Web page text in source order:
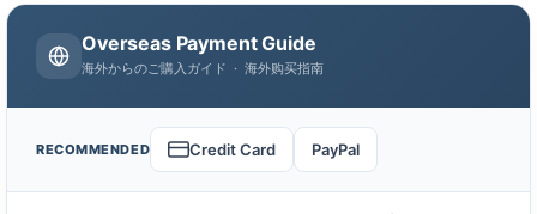
Overseas Payment Guide
海外からのご購入ガイド · 海外购买指南
RECOMMENDED Credit Card PayPal